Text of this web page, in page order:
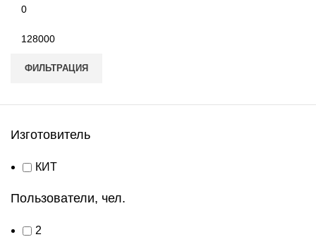
ФИЛЬТРАЦИЯ
Изготовитель
КИТ
Пользователи, чел.
2